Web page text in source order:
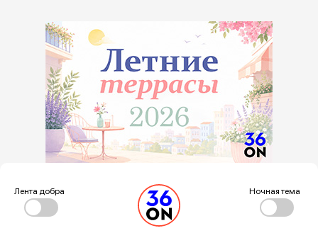
Лента добра Ночная тема